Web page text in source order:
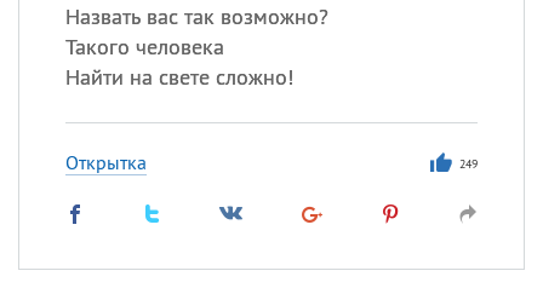
Назвать вас так возможно?
Такого человека
Найти на свете сложно!
Открытка 249